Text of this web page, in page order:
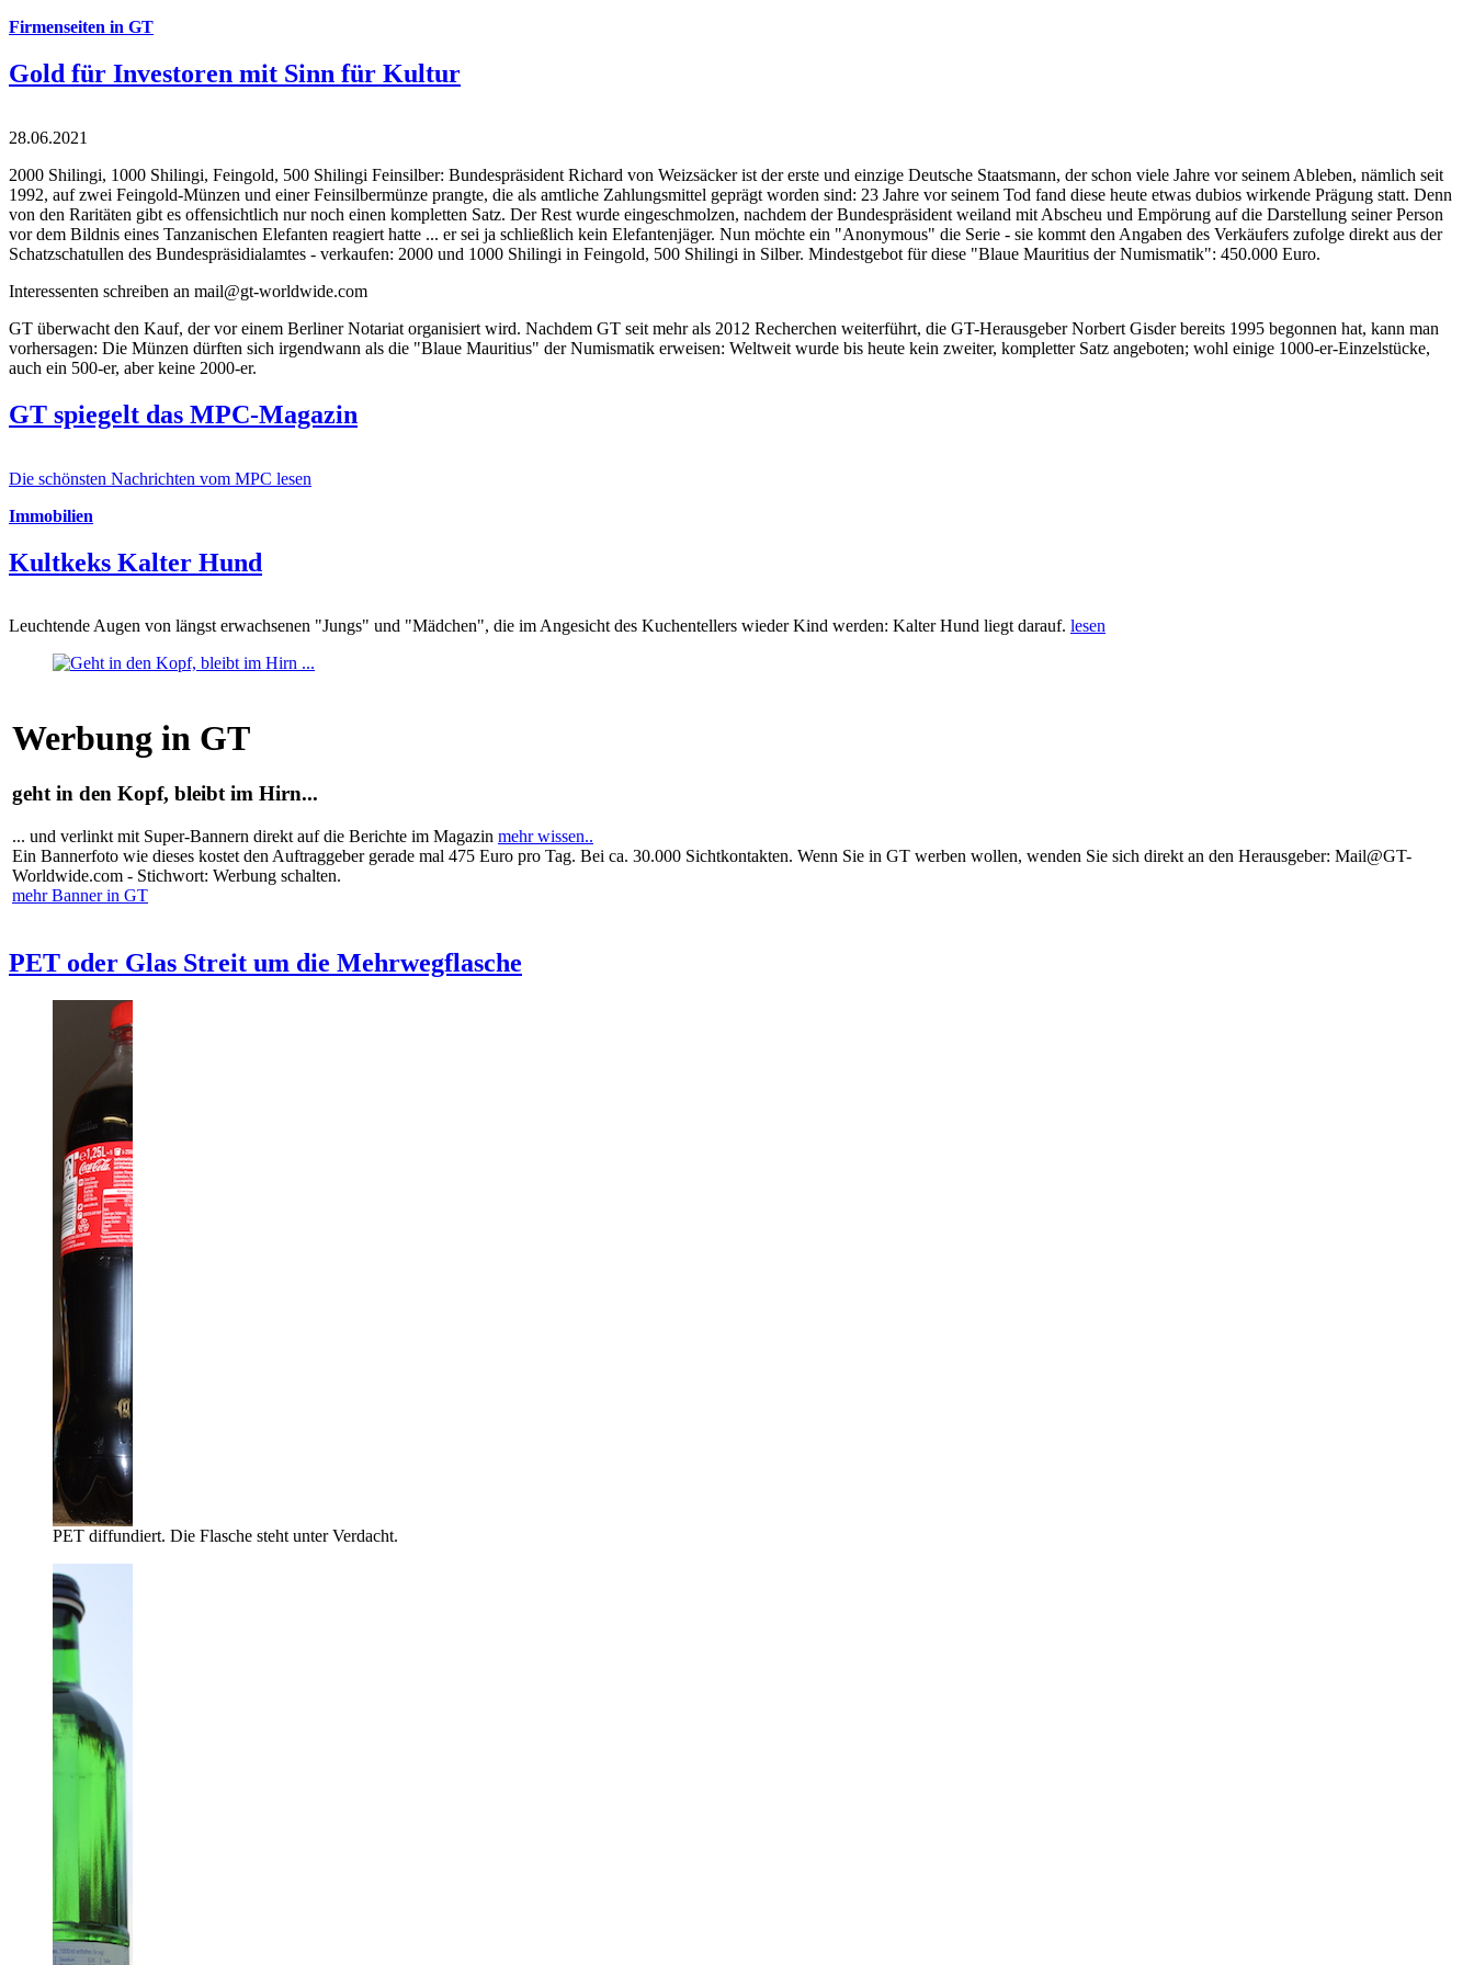
Firmenseiten in GT
Gold für Investoren mit Sinn für Kultur
28.06.2021
2000 Shilingi, 1000 Shilingi, Feingold, 500 Shilingi Feinsilber: Bundespräsident Richard von Weizsäcker ist der erste und einzige Deutsche Staatsmann, der schon viele Jahre vor seinem Ableben, nämlich seit
1992, auf zwei Feingold-Münzen und einer Feinsilbermünze prangte, die als amtliche Zahlungsmittel geprägt worden sind: 23 Jahre vor seinem Tod fand diese heute etwas dubios wirkende Prägung statt. Denn
von den Raritäten gibt es offensichtlich nur noch einen kompletten Satz. Der Rest wurde eingeschmolzen, nachdem der Bundespräsident weiland mit Abscheu und Empörung auf die Darstellung seiner Person
vor dem Bildnis eines Tanzanischen Elefanten reagiert hatte ... er sei ja schließlich kein Elefantenjäger. Nun möchte ein "Anonymous" die Serie - sie kommt den Angaben des Verkäufers zufolge direkt aus der
Schatzschatullen des Bundespräsidialamtes - verkaufen: 2000 und 1000 Shilingi in Feingold, 500 Shilingi in Silber. Mindestgebot für diese "Blaue Mauritius der Numismatik": 450.000 Euro.
Interessenten schreiben an mail@gt-worldwide.com
GT überwacht den Kauf, der vor einem Berliner Notariat organisiert wird. Nachdem GT seit mehr als 2012 Recherchen weiterführt, die GT-Herausgeber Norbert Gisder bereits 1995 begonnen hat, kann man
vorhersagen: Die Münzen dürften sich irgendwann als die "Blaue Mauritius" der Numismatik erweisen: Weltweit wurde bis heute kein zweiter, kompletter Satz angeboten; wohl einige 1000-er-Einzelstücke,
auch ein 500-er, aber keine 2000-er.
GT spiegelt das MPC-Magazin
Die schönsten Nachrichten vom MPC lesen
Immobilien
Kultkeks Kalter Hund
Leuchtende Augen von längst erwachsenen "Jungs" und "Mädchen", die im Angesicht des Kuchentellers wieder Kind werden: Kalter Hund liegt darauf. lesen
Werbung in GT
geht in den Kopf, bleibt im Hirn...
... und verlinkt mit Super-Bannern direkt auf die Berichte im Magazin mehr wissen..
Ein Bannerfoto wie dieses kostet den Auftraggeber gerade mal 475 Euro pro Tag. Bei ca. 30.000 Sichtkontakten. Wenn Sie in GT werben wollen, wenden Sie sich direkt an den Herausgeber: Mail@GT-
Worldwide.com - Stichwort: Werbung schalten.
mehr Banner in GT
PET oder Glas Streit um die Mehrwegflasche
PET diffundiert. Die Flasche steht unter Verdacht.